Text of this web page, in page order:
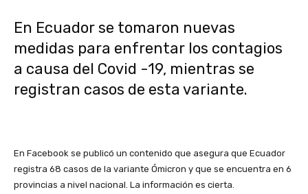
En Ecuador se tomaron nuevas
medidas para enfrentar los contagios
a causa del Covid -19, mientras se
registran casos de esta variante.
En Facebook se publicó un contenido que asegura que Ecuador
registra 68 casos de la variante Ómicron y que se encuentra en 6
provincias a nivel nacional. La información es cierta.